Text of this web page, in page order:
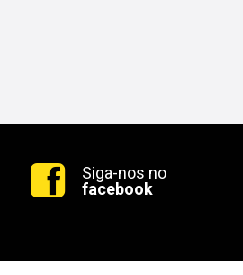
Siga-nos no
facebook